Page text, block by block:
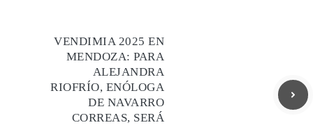
VENDIMIA 2025 EN
MENDOZA: PARA
ALEJANDRA
RIOFRÍO, ENÓLOGA
DE NAVARRO
CORREAS, SERÁ